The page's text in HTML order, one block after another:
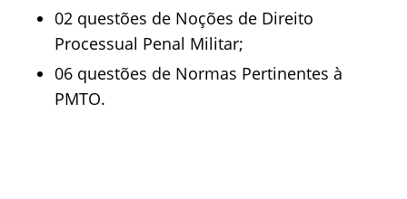
02 questões de Noções de Direito
Processual Penal Militar;
06 questões de Normas Pertinentes à
PMTO.